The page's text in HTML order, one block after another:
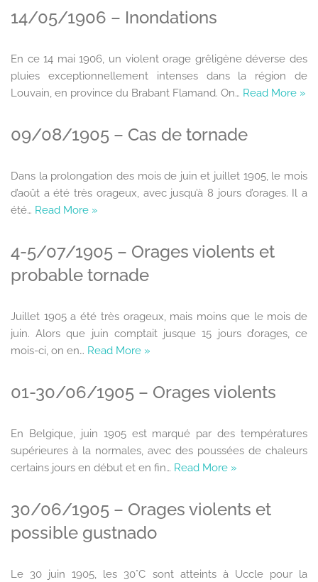
14/05/1906 – Inondations
En ce 14 mai 1906, un violent orage grêligène déverse des
pluies exceptionnellement intenses dans la région de
Louvain, en province du Brabant Flamand. On… Read More »
09/08/1905 – Cas de tornade
Dans la prolongation des mois de juin et juillet 1905, le mois
d’août a été très orageux, avec jusqu’à 8 jours d’orages. Il a
été… Read More »
4-5/07/1905 – Orages violents et
probable tornade
Juillet 1905 a été très orageux, mais moins que le mois de
juin. Alors que juin comptait jusque 15 jours d’orages, ce
mois-ci, on en… Read More »
01-30/06/1905 – Orages violents
En Belgique, juin 1905 est marqué par des températures
supérieures à la normales, avec des poussées de chaleurs
certains jours en début et en fin… Read More »
30/06/1905 – Orages violents et
possible gustnado
Le 30 juin 1905, les 30°C sont atteints à Uccle pour la